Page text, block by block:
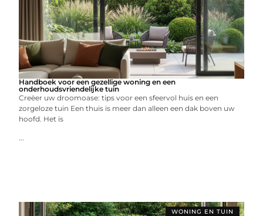
Handboek voor een gezellige woning en een
onderhoudsvriendelijke tuin
Creëer uw droomoase: tips voor een sfeervol huis en een
zorgeloze tuin Een thuis is meer dan alleen een dak boven uw
hoofd. Het is
...
WONING EN TUIN